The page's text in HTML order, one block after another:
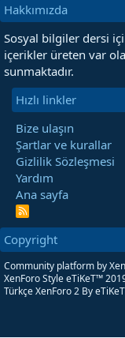
Hakkımızda
Sosyal bilgiler dersi
içerikler üreten var
sunmaktadır.
Hızlı linkler
Bize ulaşın
Şartlar ve kurallar
Gizlilik Sözleşmesi
Yardım
Ana sayfa
R
S
Copyright
Community platform by
XenForo Style eTiKeT™
Türkçe XenForo 2 By